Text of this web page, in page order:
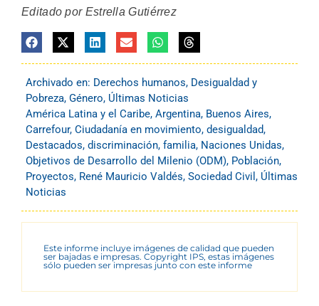
Editado por Estrella Gutiérrez
Archivado en: Derechos humanos, Desigualdad y
Pobreza, Género, Últimas Noticias
América Latina y el Caribe, Argentina, Buenos Aires,
Carrefour, Ciudadanía en movimiento, desigualdad,
Destacados, discriminación, familia, Naciones Unidas,
Objetivos de Desarrollo del Milenio (ODM), Población,
Proyectos, René Mauricio Valdés, Sociedad Civil , Últimas
Noticias
Este informe incluye imágenes de calidad que pueden
ser bajadas e impresas. Copyright IPS, estas imágenes
sólo pueden ser impresas junto con este informe